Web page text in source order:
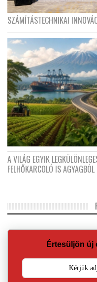
SZÁMÍTÁSTECHNIKAI
A VILÁG EGYIK
FELHŐKARCOLÓ IS AGYAGBÓL
Értesüljön új